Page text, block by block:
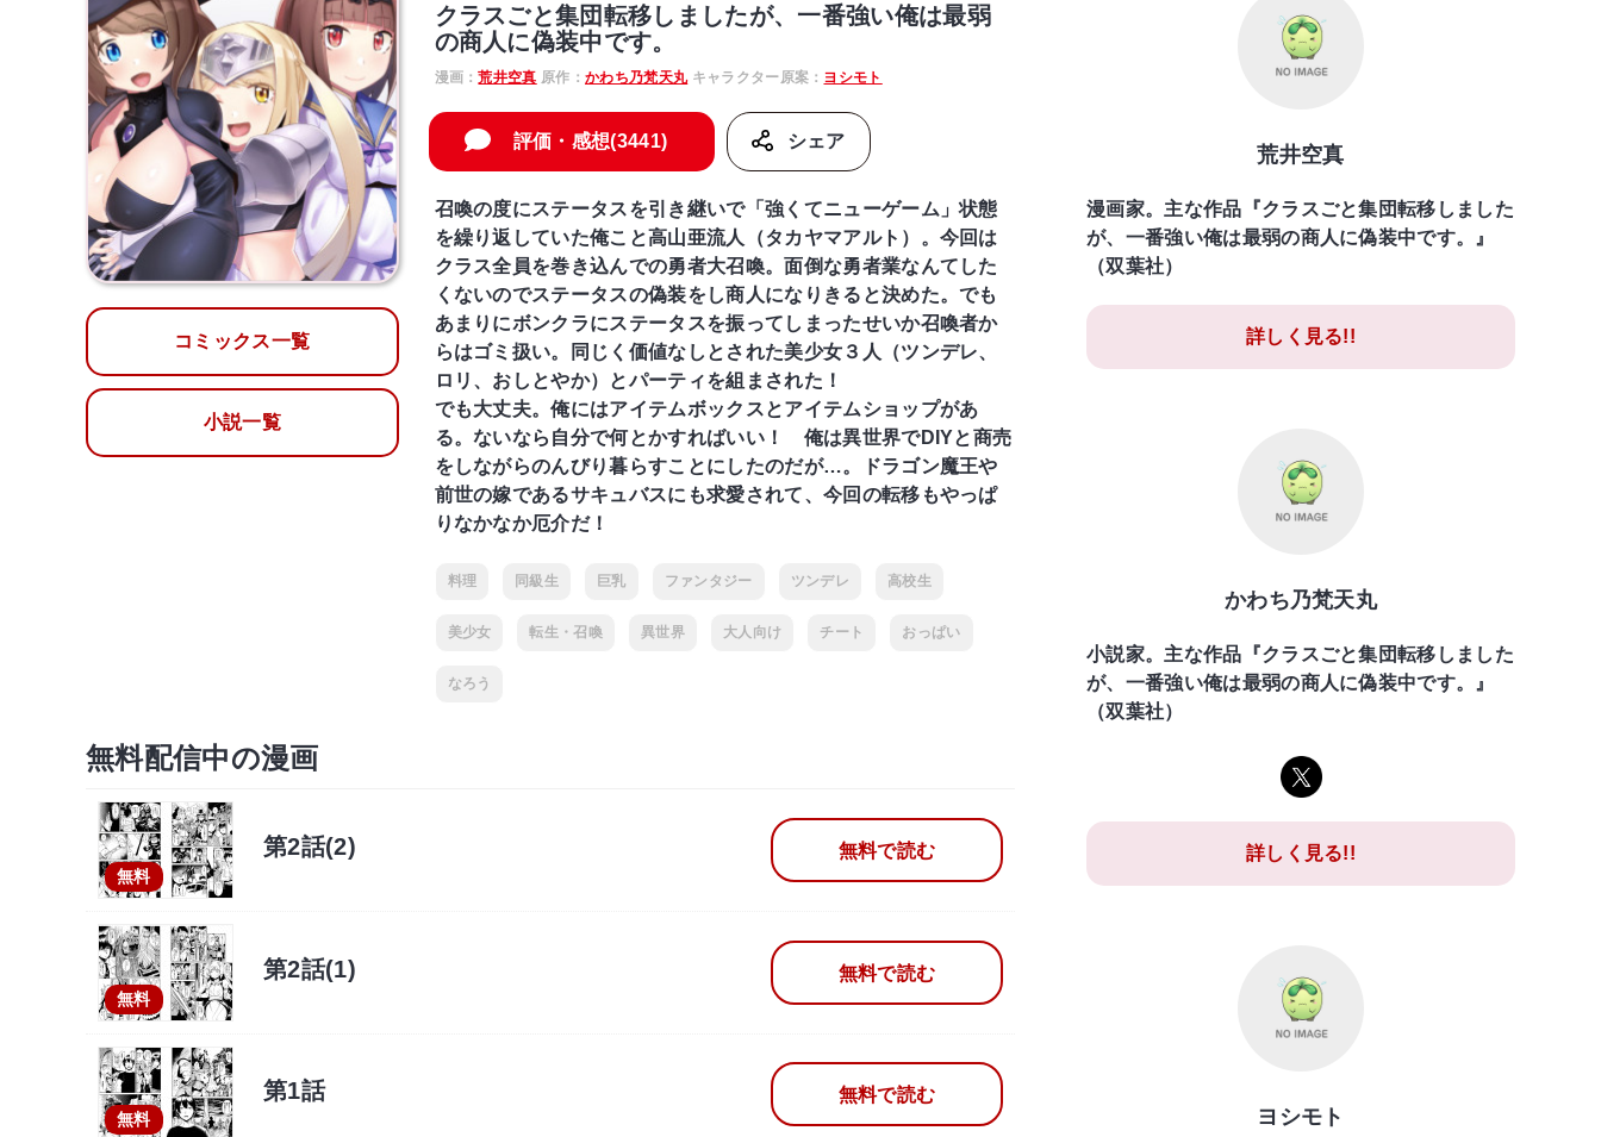
コミックス一覧
小説一覧
クラスごと集団転移しましたが、一番強い俺は最弱
の商人に偽装中です。
漫画：荒井空真 原作：かわち乃梵天丸キャラクター原案： ヨシモト
評価・感想(3441) シェア
召喚の度にステータスを引き継いで「強くてニューゲーム」状態
を繰り返していた俺こと高山亜流人（タカヤマアルト）。今回は
クラス全員を巻き込んでの勇者大召喚。面倒な勇者業なんてした
くないのでステータスの偽装をし商人になりきると決めた。でも
あまりにボンクラにステータスを振ってしまったせいか召喚者か
らはゴミ扱い。同じく価値なしとされた美少女３人（ツンデレ、
ロリ、おしとやか）とパーティを組まされた！
でも大丈夫。俺にはアイテムボックスとアイテムショップがあ
る。ないなら自分で何とかすればいい！ 俺は異世界でDIYと商売
をしながらのんびり暮らすことにしたのだが…。ドラゴン魔王や
前世の嫁であるサキュバスにも求愛されて、今回の転移もやっぱ
りなかなか厄介だ！
料理 同級生 巨乳 ファンタジー ツンデレ 高校生
美少女 転生・召喚 異世界 大人向け チート おっぱい
なろう
無料配信中の漫画
無料
第2話(2) 無料で読む
無料
第2話(1) 無料で読む
無料
第1話 無料で読む
荒井空真
漫画家。主な作品『クラスごと集団転移しました
が、一番強い俺は最弱の商人に偽装中です。』
（双葉社）
詳しく見る!!
かわち乃梵天丸
小説家。主な作品『クラスごと集団転移しました
が、一番強い俺は最弱の商人に偽装中です。』
（双葉社）
詳しく見る!!
ヨシモト